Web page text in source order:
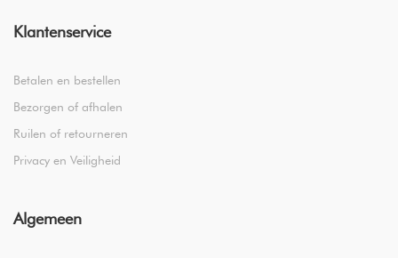
Klantenservice
Betalen en bestellen
Bezorgen of afhalen
Ruilen of retourneren
Privacy en Veiligheid
Algemeen